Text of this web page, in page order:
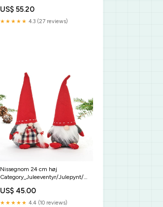
US$ 55.20
★★★★★ 4.3 (27 reviews)
Nissegnom 24 cm høj
Category_Juleeventyr/Julepynt/Blandet
US$ 45.00
★★★★★ 4.4 (10 reviews)